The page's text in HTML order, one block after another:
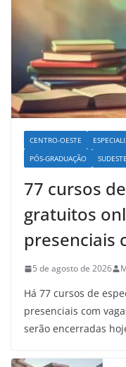
CENTRO-OESTE
PÓS-GRADUAÇÃO
SUDESTE
77 cursos
gratuitos
presenciais
5 de agosto de 2026
Há 77 cursos de
presenciais com
serão encerradas